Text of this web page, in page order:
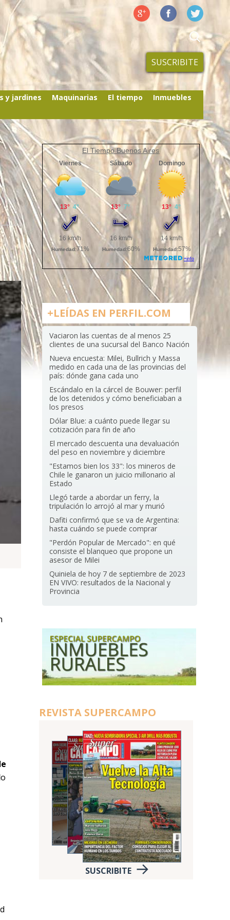
SUSCRIBITE
y jardines Maquinarias El tiempo
Inmuebles
El Tiempo Buenos Aires
+LEÍDAS EN PERFIL.COM
Vaciaron las cuentas de al menos 25
clientes de una sucursal del Banco Nación
Nueva encuesta: Milei, Bullrich y Massa
medido en cada una de las provincias del
país: dónde gana cada uno
Escándalo en la cárcel de Bouwer: perfil
de los detenidos y cómo beneficiaban a
los presos
Dólar Blue: a cuánto puede llegar su
cotización para fin de año
El mercado descuenta una devaluación
del peso en noviembre y diciembre
"Estamos bien los 33": los mineros de
Chile le ganaron un juicio millonario al
Estado
Llegó tarde a abordar un ferry, la
tripulación lo arrojó al mar y murió
Dafiti confirmó que se va de Argentina:
hasta cuándo se puede comprar
"Perdón Popular de Mercado": en qué
consiste el blanqueo que propone un
asesor de Milei
Quiniela de hoy 7 de septiembre de 2023
EN VIVO: resultados de la Nacional y
Provincia
REVISTA SUPERCAMPO
SUSCRIBITE